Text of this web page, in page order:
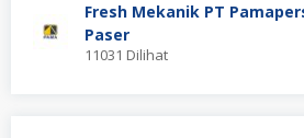
Fresh Mekanik PT
Paser
11031 Dilihat